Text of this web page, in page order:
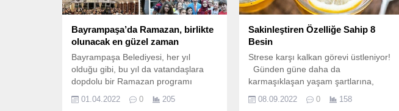
Bayrampaşa’da Ramazan, birlikte
olunacak en güzel zaman
Bayrampaşa Belediyesi, her yıl
olduğu gibi, bu yıl da vatandaşlara
dopdolu bir Ramazan programı
için iftar programları; çocuklar ve
01.04.2022 0 205
Sakinleştiren Özelliğe Sahip 8
Besin
Strese karşı kalkan görevi üstleniyor!
Günden güne daha da
karmaşıklaşan yaşam şartlarına,
teknolojiye adapte olmaya çalışırken,
08.09.2022 0 158